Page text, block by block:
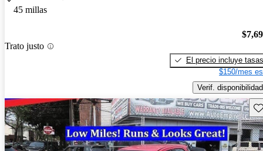
45 millas
Trato justo
El precio incluye tasas
$150/mes
Verif. disponibilidad